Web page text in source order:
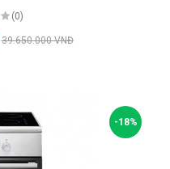
(0)
39.650.000 VNĐ
-18%